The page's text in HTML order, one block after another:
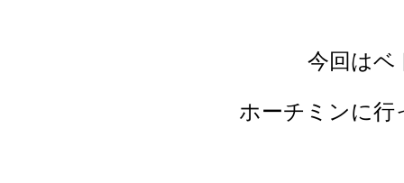
今回はベ
ホーチミンに行